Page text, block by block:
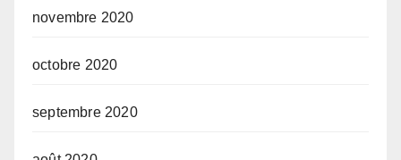
novembre 2020
octobre 2020
septembre 2020